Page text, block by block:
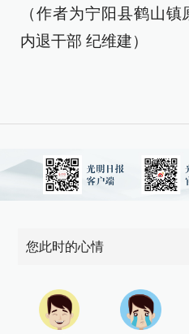
（作者为宁阳县鹤山
内退干部 纪维建）
您此时的心情